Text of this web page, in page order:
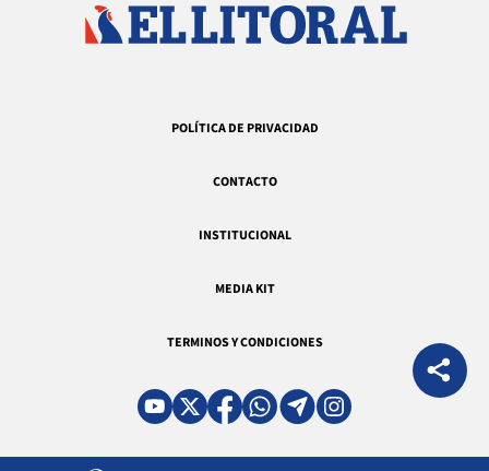
POLÍTICA DE PRIVACIDAD
CONTACTO
INSTITUCIONAL
MEDIA KIT
TERMINOS Y CONDICIONES